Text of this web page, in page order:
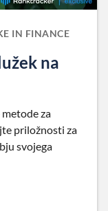
IN FINANCE
na
za
priložnosti za
svojega